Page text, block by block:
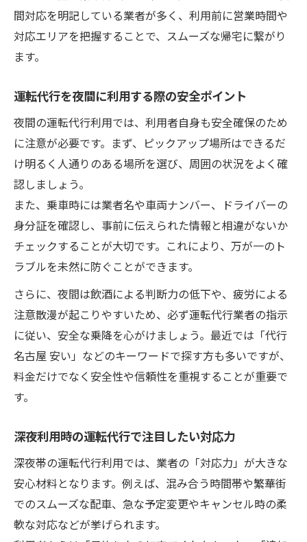
間対応を明記している業者が多く、利用前に営業時間や
対応エリアを把握することで、スムーズな帰宅に繋がり
ます。
運転代行を夜間に利用する際の安全ポイント
夜間の運転代行利用では、利用者自身も安全確保のため
に注意が必要です。まず、ピックアップ場所はできるだ
け明るく人通りのある場所を選び、周囲の状況をよく確
認しましょう。
また、乗車時には業者名や車両ナンバー、ドライバーの
身分証を確認し、事前に伝えられた情報と相違がないか
チェックすることが大切です。これにより、万が一のト
ラブルを未然に防ぐことができます。
さらに、夜間は飲酒による判断力の低下や、疲労による
注意散漫が起こりやすいため、必ず運転代行業者の指示
に従い、安全な乗降を心がけましょう。最近では「代行
名古屋 安い」などのキーワードで探す方も多いですが、
料金だけでなく安全性や信頼性を重視することが重要で
す。
深夜利用時の運転代行で注目したい対応力
深夜帯の運転代行利用では、業者の「対応力」が大きな
安心材料となります。例えば、混み合う時間帯や繁華街
でのスムーズな配車、急な予定変更やキャンセル時の柔
軟な対応などが挙げられます。